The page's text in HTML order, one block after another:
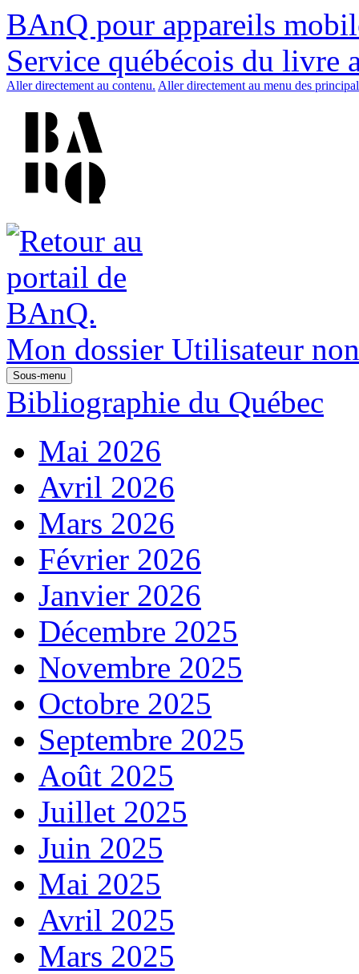
BAnQ pour appareils
Service québécois du livre
Aller directement au contenu. Aller directement au menu des
Mon dossier Utilisateur
Sous-menu
Bibliographie du Québec
Mai 2026
Avril 2026
Mars 2026
Février 2026
Janvier 2026
Décembre 2025
Novembre 2025
Octobre 2025
Septembre 2025
Août 2025
Juillet 2025
Juin 2025
Mai 2025
Avril 2025
Mars 2025